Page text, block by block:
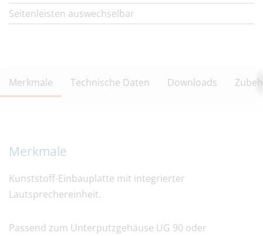
Seitenleisten auswechselbar
Merkmale Technische Daten Downloads
Merkmale
Kunststoff-Einbauplatte mit integrierter
Lautsprechereinheit.
Passend zum Unterputzgehäuse UG 90 oder